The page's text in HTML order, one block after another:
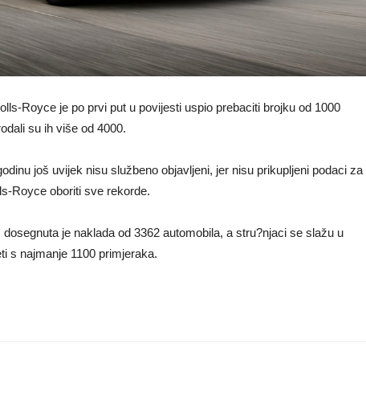
Royce je po prvi put u povijesti uspio prebaciti brojku od 1000
su ih više od 4000.
još uvijek nisu službeno objavljeni, jer nisu prikupljeni podaci za
Royce oboriti sve rekorde.
je naklada od 3362 automobila, a stru?njaci se slažu u
s najmanje 1100 primjeraka.